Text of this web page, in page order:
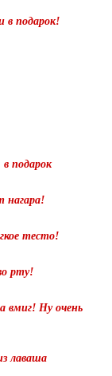
в подарок!
подарок
нагара!
тесто!
рту!
вмиг! Ну очень
лаваша